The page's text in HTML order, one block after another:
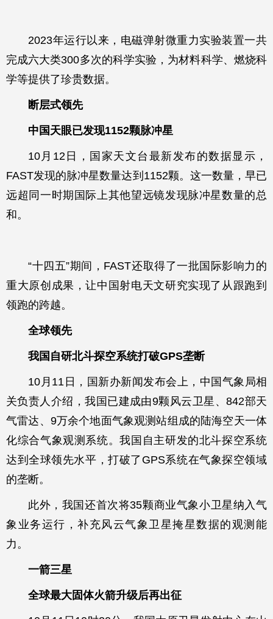
2023年运行以来，电磁弹射微重力实验装置一共
完成六大类300多次的科学实验，为材料科学、燃烧科
学等提供了珍贵数据。
断层式领先
中国天眼已发现1152颗脉冲星
10月12日，国家天文台最新发布的数据显示，
FAST发现的脉冲星数量达到1152颗。这一数量，早已
远超同一时期国际上其他望远镜发现脉冲星数量的总
和。
“十四五”期间，FAST还取得了一批国际影响力的
重大原创成果，让中国射电天文研究实现了从跟跑到
领跑的跨越。
全球领先
我国自研北斗探空系统打破GPS垄断
10月11日，国新办新闻发布会上，中国气象局相
关负责人介绍，我国已建成由9颗风云卫星、842部天
气雷达、9万余个地面气象观测站组成的陆海空天一体
化综合气象观测系统。我国自主研发的北斗探空系统
达到全球领先水平，打破了GPS系统在气象探空领域
的垄断。
此外，我国还首次将35颗商业气象小卫星纳入气
象业务运行，补充风云气象卫星掩星数据的观测能
力。
一箭三星
全球最大固体火箭升级后再出征